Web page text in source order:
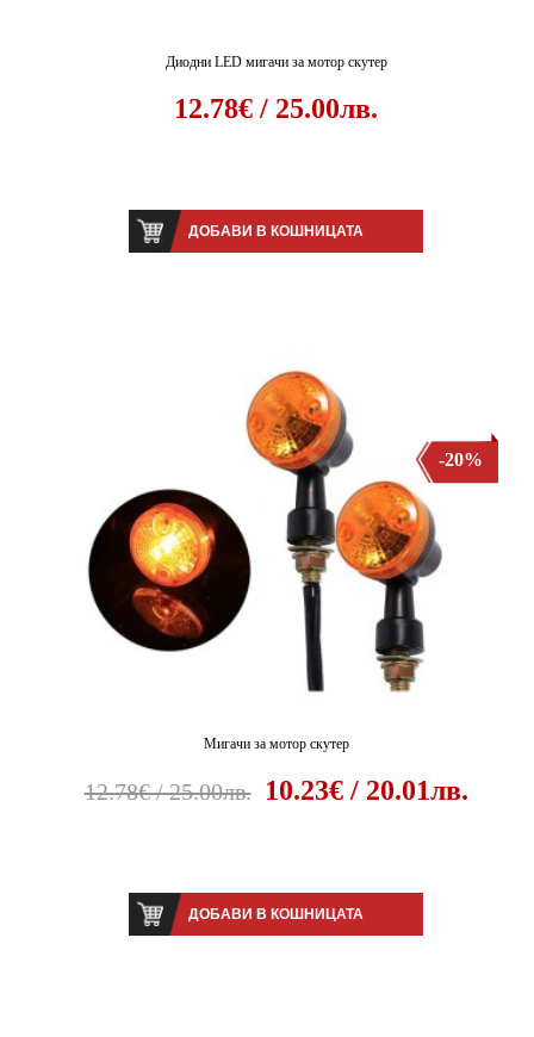
Диодни LED мигачи за мотор скутер
12.78€ / 25.00лв.
ДОБАВИ В КОШНИЦАТА
Мигачи за мотор скутер
12.78€ / 25.00лв. 10.23€ / 20.01лв.
-20%
ДОБАВИ В КОШНИЦАТА